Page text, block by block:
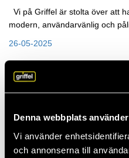
Denna webbplats
Vi använder
och annonserna till
Vi på Griffel är stolta över att
modern, användarvänlig och
26-05-2025
Anja föredrar
kapabelt”
Men Griffels Anja Genestig slår
26-05-2025